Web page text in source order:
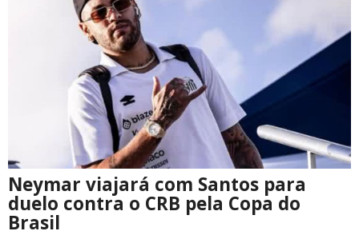
Neymar viajará com Santos para
duelo contra o CRB pela Copa do
Brasil